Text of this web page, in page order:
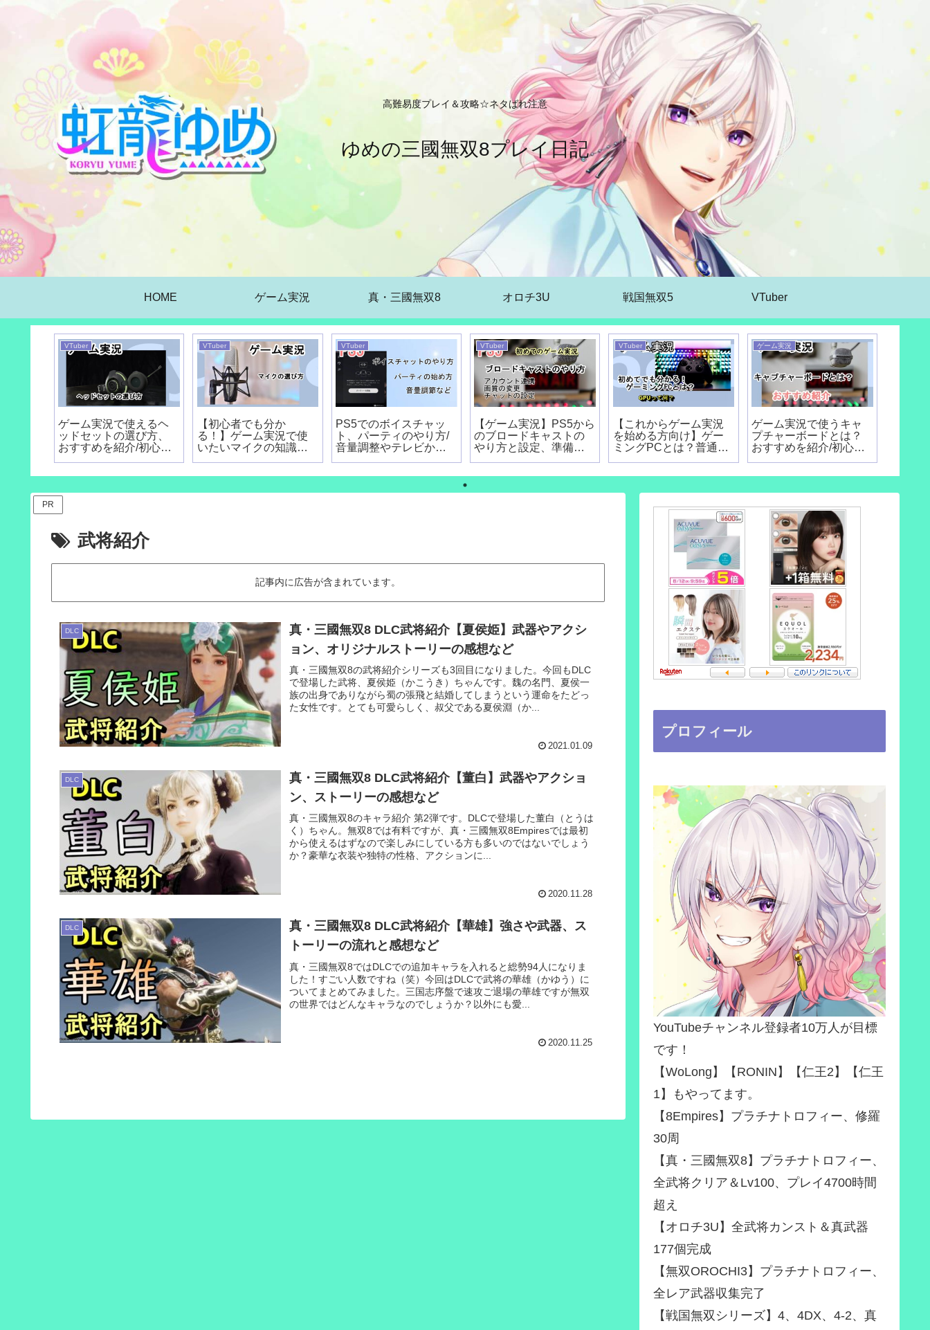
高難易度プレイ＆攻略☆ネタばれ注意
ゆめの三國無双8プレイ日記
HOME ゲーム実況 真・三國無双8 オロチ3U 戦国無双5 VTuber
VTuber
ゲーム実況で使えるヘ
ッドセットの選び方、
おすすめを紹介/初心者
VTuber
【初心者でも分か
る！】ゲーム実況で使
いたいマイクの知識と
VTuber
PS5でのボイスチャッ
ト、パーティのやり方/
音量調整やテレビから
VTuber
【ゲーム実況】PS5から
のブロードキャストの
やり方と設定、準備す
VTuber
【これからゲーム実況
を始める方向け】ゲー
ミングPCとは？普通の
ゲーム実況
ゲーム実況で使うキャ
プチャーボードとは？
おすすめを紹介/初心者
PR
武将紹介
記事内に広告が含まれています。
DLC
真・三國無双8 DLC武将紹介【夏侯姫】武器やアクシ
ョン、オリジナルストーリーの感想など
真・三國無双8の武将紹介シリーズも3回目になりました。今回もDLC
で登場した武将、夏侯姫（かこうき）ちゃんです。魏の名門、夏侯一
族の出身でありながら蜀の張飛と結婚してしまうという運命をたどっ
た女性です。とても可愛らしく、叔父である夏侯淵（か...
2021.01.09
DLC
真・三國無双8 DLC武将紹介【董白】武器やアクショ
ン、ストーリーの感想など
真・三國無双8のキャラ紹介 第2弾です。DLCで登場した董白（とうは
く）ちゃん。無双8では有料ですが、真・三國無双8Empiresでは最初
から使えるはずなので楽しみにしている方も多いのではないでしょう
か？豪華な衣装や独特の性格、アクションに...
2020.11.28
DLC
真・三國無双8 DLC武将紹介【華雄】強さや武器、ス
トーリーの流れと感想など
真・三國無双8ではDLCでの追加キャラを入れると総勢94人になりま
した！すごい人数ですね（笑）今回はDLCで武将の華雄（かゆう）に
ついてまとめてみました。三国志序盤で速攻ご退場の華雄ですが無双
の世界ではどんなキャラなのでしょうか？以外にも愛...
2020.11.25
プロフィール
YouTubeチャンネル登録者10万人が目標
です！
【WoLong】【RONIN】【仁王2】【仁王
1】もやってます。
【8Empires】プラチナトロフィー、修羅
30周
【真・三國無双8】プラチナトロフィー、
全武将クリア＆Lv100、プレイ4700時間
超え
【オロチ3U】全武将カンスト＆真武器
177個完成
【無双OROCHI3】プラチナトロフィー、
全レア武器収集完了
【戦国無双シリーズ】4、4DX、4-2、真